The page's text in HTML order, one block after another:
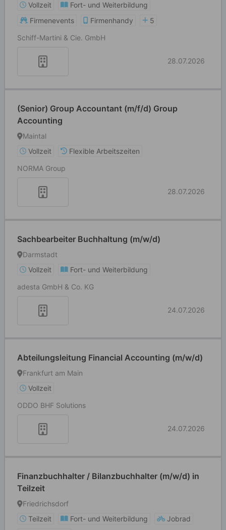
Vollzeit
Fort- und Weiterbildung
Firmenevents
Firmenhandy
5
Schiff-Martini & Cie. GmbH
28.07.2026
(Senior) Group Accountant (m/f/d) Group
Accounting
Maintal
Vollzeit
Flexible Arbeitszeiten
NORMA Group
28.07.2026
Sachbearbeiter Buchhaltung (m/w/d)
Darmstadt
Vollzeit
Fort- und Weiterbildung
adesta GmbH & Co. KG
24.07.2026
Abteilungsleitung Financial Accounting (m/w/d)
Frankfurt am Main
Vollzeit
ODDO BHF Solutions
24.07.2026
Finanzbuchhalter / Bilanzbuchhalter (m/w/d) in
Teilzeit
Friedrichsdorf
Teilzeit
Fort- und Weiterbildung Jobrad